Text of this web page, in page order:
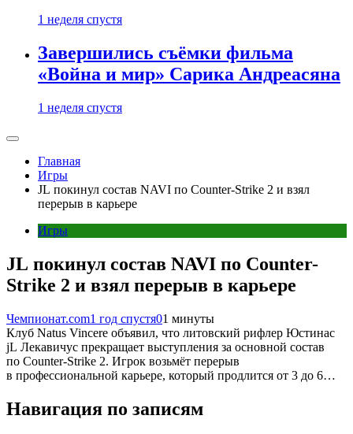
1 неделя спустя
Завершились съёмки фильма
«Война и мир» Сарика Андреасяна
1 неделя спустя
Главная
Игры
JL покинул состав NAVI по Counter-Strike 2 и взял
перерыв в карьере
Игры
JL покинул состав NAVI по Counter-
Strike 2 и взял перерыв в карьере
Чемпионат.com1 год спустя01 минуты
Клуб Natus Vincere объявил, что литовский рифлер Юстинас
jL Лекавичус прекращает выступления за основной состав
по Counter-Strike 2. Игрок возьмёт перерыв
в профессиональной карьере, который продлится от 3 до 6…
Навигация по записям